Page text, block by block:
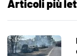
Articoli più